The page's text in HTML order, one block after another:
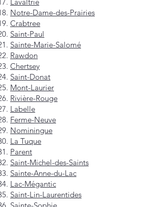
Notre-Dame-des-Prairies
Crabtree
Saint-Paul
Sainte-Marie-Salomé
Rawdon
Chertsey
Saint-Donat
Mont-Laurier
Rivière-Rouge
Labelle
Ferme-Neuve
Nominingue
La Tuque
Parent
Saint-Michel-des-Saints
Sainte-Anne-du-Lac
Lac-Mégantic
Saint-Lin-Laurentides